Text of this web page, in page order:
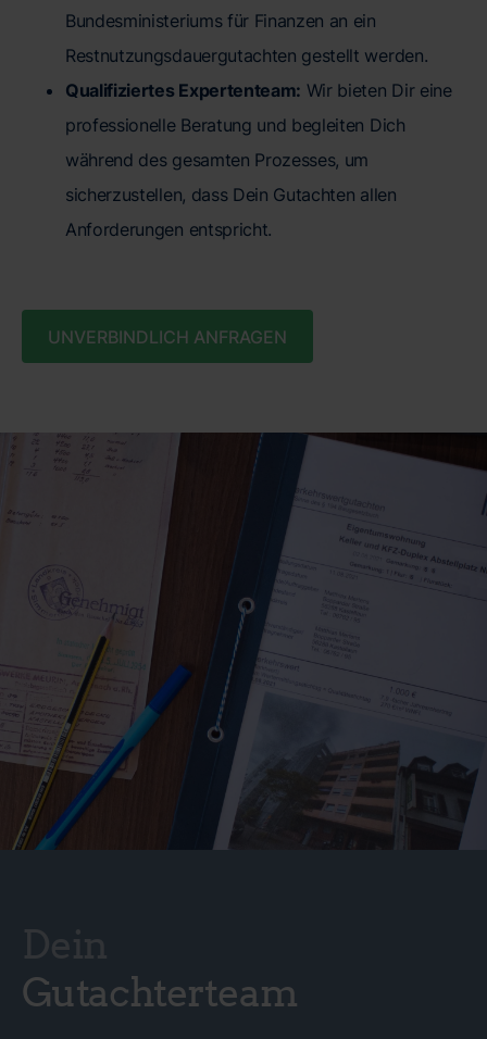
Bundesministeriums für Finanzen an ein
Restnutzungsdauergutachten gestellt werden.
Qualifiziertes Expertenteam: Wir bieten Dir eine
professionelle Beratung und begleiten Dich
während des gesamten Prozesses, um
sicherzustellen, dass Dein Gutachten allen
Anforderungen entspricht.
UNVERBINDLICH ANFRAGEN
Gutachterteam